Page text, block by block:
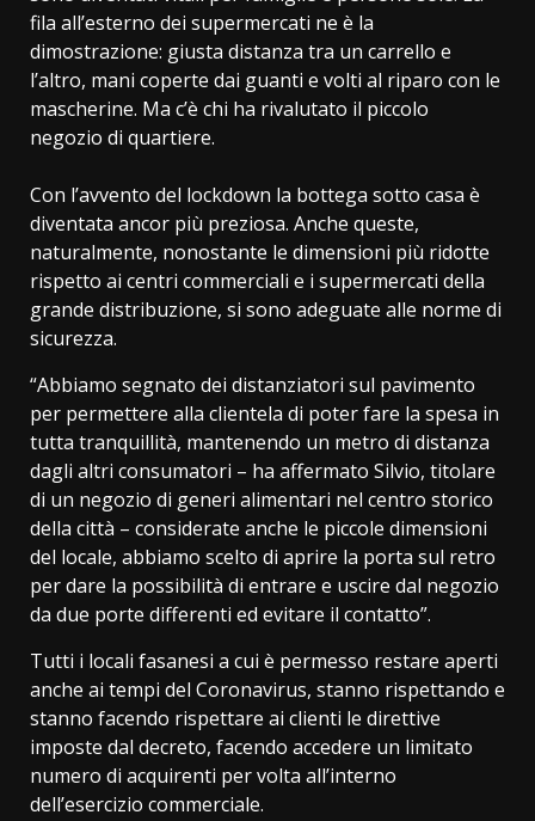
fila all’esterno dei supermercati ne è la
dimostrazione: giusta distanza tra un carrello e
l’altro, mani coperte dai guanti e volti al riparo con le
mascherine. Ma c’è chi ha rivalutato il piccolo
negozio di quartiere.
Con l’avvento del lockdown la bottega sotto casa è
diventata ancor più preziosa. Anche queste,
naturalmente, nonostante le dimensioni più ridotte
rispetto ai centri commerciali e i supermercati della
grande distribuzione, si sono adeguate alle norme di
sicurezza.
“Abbiamo segnato dei distanziatori sul pavimento
per permettere alla clientela di poter fare la spesa in
tutta tranquillità, mantenendo un metro di distanza
dagli altri consumatori – ha affermato Silvio, titolare
di un negozio di generi alimentari nel centro storico
della città – considerate anche le piccole dimensioni
del locale, abbiamo scelto di aprire la porta sul retro
per dare la possibilità di entrare e uscire dal negozio
da due porte differenti ed evitare il contatto”.
Tutti i locali fasanesi a cui è permesso restare aperti
anche ai tempi del Coronavirus, stanno rispettando e
stanno facendo rispettare ai clienti le direttive
imposte dal decreto, facendo accedere un limitato
numero di acquirenti per volta all’interno
dell’esercizio commerciale.